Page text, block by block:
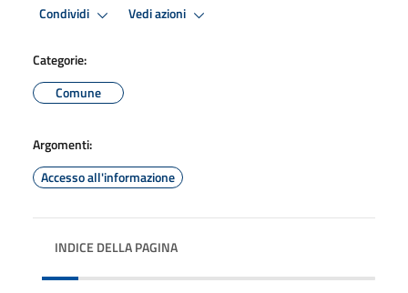
Condividi Vedi azioni
Categorie:
Comune
Argomenti:
Accesso all'informazione
INDICE DELLA PAGINA